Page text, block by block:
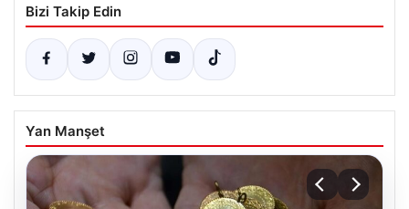
Bizi Takip Edin
Yan Manşet